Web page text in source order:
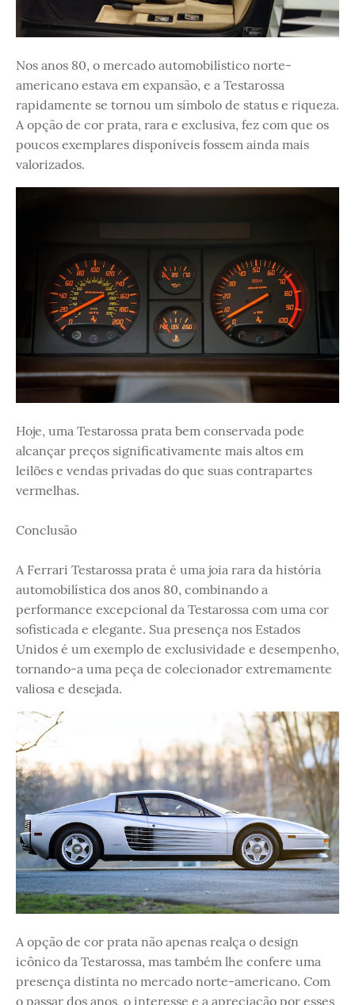
Nos anos 80, o mercado automobilístico norte-
americano estava em expansão, e a Testarossa
rapidamente se tornou um símbolo de status e riqueza.
A opção de cor prata, rara e exclusiva, fez com que os
poucos exemplares disponíveis fossem ainda mais
valorizados.
Hoje, uma Testarossa prata bem conservada pode
alcançar preços significativamente mais altos em
leilões e vendas privadas do que suas contrapartes
vermelhas.
Conclusão
A Ferrari Testarossa prata é uma joia rara da história
automobilística dos anos 80, combinando a
performance excepcional da Testarossa com uma cor
sofisticada e elegante. Sua presença nos Estados
Unidos é um exemplo de exclusividade e desempenho,
tornando-a uma peça de colecionador extremamente
valiosa e desejada.
A opção de cor prata não apenas realça o design
icônico da Testarossa, mas também lhe confere uma
presença distinta no mercado norte-americano. Com
o passar dos anos, o interesse e a apreciação por esses